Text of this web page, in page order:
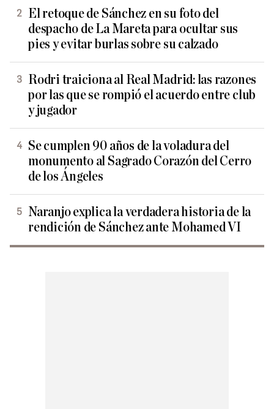
El retoque de Sánchez en su foto del
despacho de La Mareta para ocultar sus
pies y evitar burlas sobre su calzado
Rodri traiciona al Real Madrid: las razones
por las que se rompió el acuerdo entre club
y jugador
Se cumplen 90 años de la voladura del
monumento al Sagrado Corazón del Cerro
de los Ángeles
Naranjo explica la verdadera historia de la
rendición de Sánchez ante Mohamed VI